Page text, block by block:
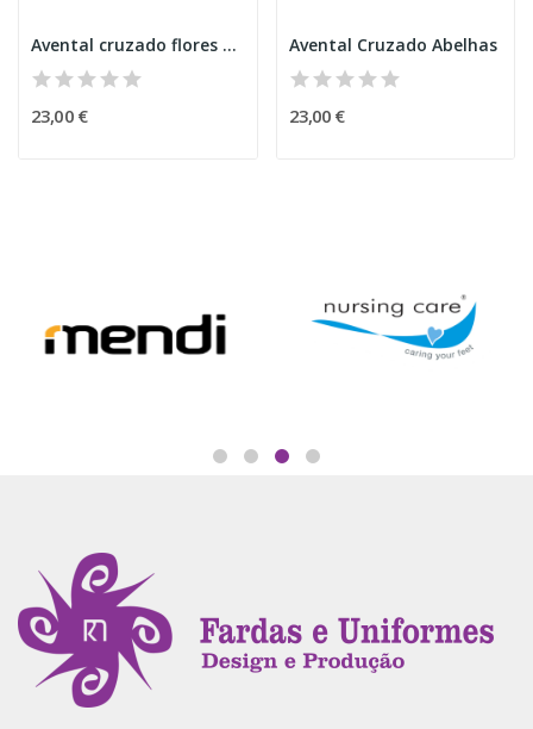
Avental cruzado flores Azul
23,00 €
Avental Cruzado Abelhas
23,00 €